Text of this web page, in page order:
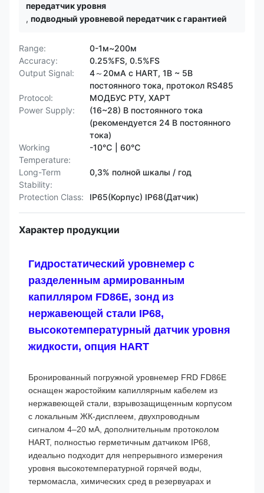
передатчик уровня
, подводный уровневой передатчик с гарантией
Range:
0-1м~200м
Accuracy:
0.25%FS, 0.5%FS
Output Signal:
4～20мА с HART, 1В ~ 5В
постоянного тока, протокол RS485
Protocol:
МОДБУС РТУ, ХАРТ
Power Supply:
(16~28) В постоянного тока
(рекомендуется 24 В постоянного
тока)
Working
Temperature:
-10℃ | 60℃
Long-Term
Stability:
0,3% полной шкалы / год
Protection Class: IP65(Корпус) IP68(Датчик)
Характер продукции
Гидростатический уровнемер с
разделенным армированным
капилляром FD86E, зонд из
нержавеющей стали IP68,
высокотемпературный датчик уровня
жидкости, опция HART
Бронированный погружной уровнемер FRD FD86E
оснащен жаростойким капиллярным кабелем из
нержавеющей стали, взрывозащищенным корпусом
с локальным ЖК-дисплеем, двухпроводным
сигналом 4–20 мА, дополнительным протоколом
HART, полностью герметичным датчиком IP68,
идеально подходит для непрерывного измерения
уровня высокотемпературной горячей воды,
термомасла, химических сред в резервуарах и